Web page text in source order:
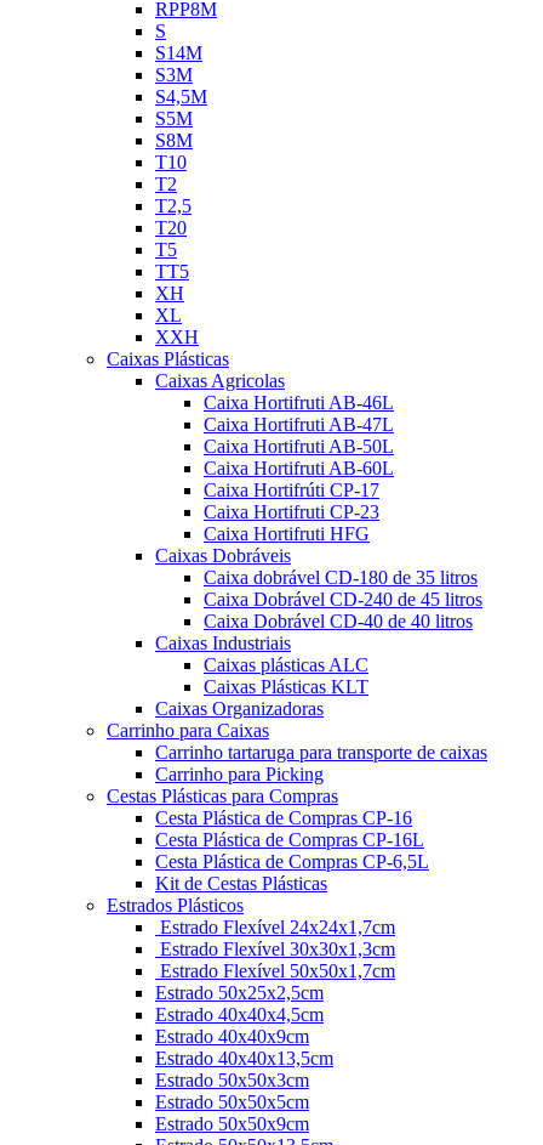
RPP8M
S
S14M
S3M
S4,5M
S5M
S8M
T10
T2
T2,5
T20
T5
TT5
XH
XL
XXH
Caixas Plásticas
Caixas Agricolas
Caixa Hortifruti AB-46L
Caixa Hortifruti AB-47L
Caixa Hortifruti AB-50L
Caixa Hortifruti AB-60L
Caixa Hortifrúti CP-17
Caixa Hortifruti CP-23
Caixa Hortifruti HFG
Caixas Dobráveis
Caixa dobrável CD-180 de 35 litros
Caixa Dobrável CD-240 de 45 litros
Caixa Dobrável CD-40 de 40 litros
Caixas Industriais
Caixas plásticas ALC
Caixas Plásticas KLT
Caixas Organizadoras
Carrinho para Caixas
Carrinho tartaruga para transporte de caixas
Carrinho para Picking
Cestas Plásticas para Compras
Cesta Plástica de Compras CP-16
Cesta Plástica de Compras CP-16L
Cesta Plástica de Compras CP-6,5L
Kit de Cestas Plásticas
Estrados Plásticos
Estrado Flexível 24x24x1,7cm
Estrado Flexível 30x30x1,3cm
Estrado Flexível 50x50x1,7cm
Estrado 50x25x2,5cm
Estrado 40x40x4,5cm
Estrado 40x40x9cm
Estrado 40x40x13,5cm
Estrado 50x50x3cm
Estrado 50x50x5cm
Estrado 50x50x9cm